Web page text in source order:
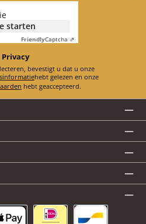
starten
FriendlyCaptcha ⇗
Privacy
Door doorgaan te selecteren, bevestigt u dat u onze
hebt gelezen en onze
hebt geaccepteerd.